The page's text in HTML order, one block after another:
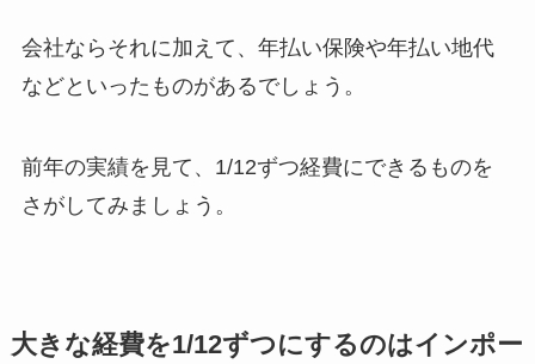
会社ならそれに加えて、年払い保険や年払い地代
などといったものがあるでしょう。
前年の実績を見て、1/12ずつ経費にできるものを
さがしてみましょう。
大きな経費を1/12ずつにするのはインポー